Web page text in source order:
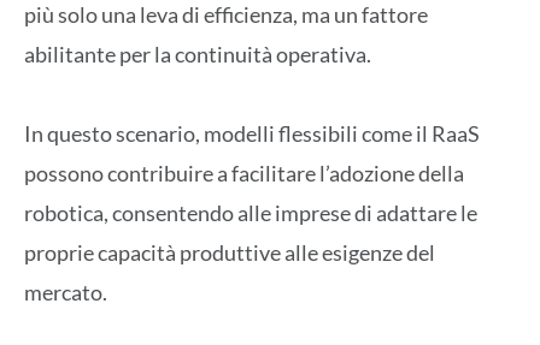
più solo una leva di efficienza, ma un fattore
abilitante per la continuità operativa.
In questo scenario, modelli flessibili come il RaaS
possono contribuire a facilitare l’adozione della
robotica, consentendo alle imprese di adattare le
proprie capacità produttive alle esigenze del
mercato.